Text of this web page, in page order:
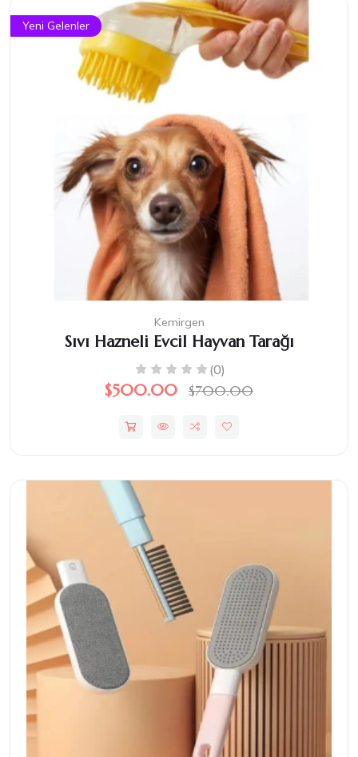
Kemirgen
Sıvı Hazneli Evcil Hayvan Tarağı
(0)
$500.00 $700.00
Yeni Gelenler